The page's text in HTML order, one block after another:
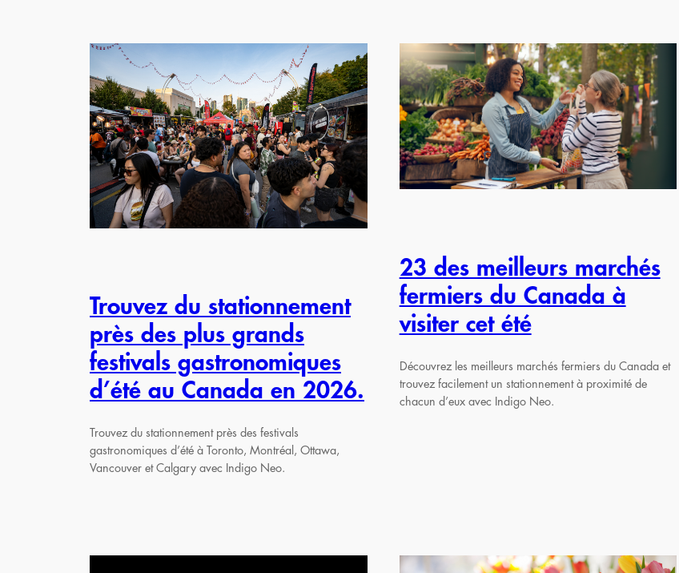
Trouvez du stationnement
près des plus grands
festivals gastronomiques
d’été au Canada en 2026.
Trouvez du stationnement près des festivals
gastronomiques d’été à Toronto, Montréal, Ottawa,
Vancouver et Calgary avec Indigo Neo.
23 des meilleurs marchés
fermiers du Canada à
visiter cet été
Découvrez les meilleurs marchés fermiers du Canada et
trouvez facilement un stationnement à proximité de
chacun d’eux avec Indigo Neo.